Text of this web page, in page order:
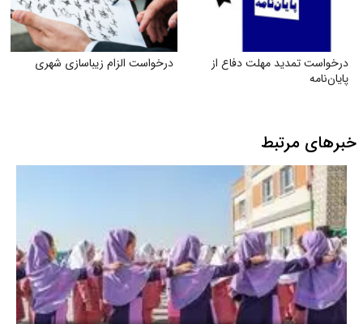
درخواست تمدید مهلت دفاع از
پایان‌نامه
درخواست الزام زیبا‌سازی شهری
خبرهای مرتبط